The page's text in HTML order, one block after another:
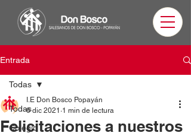
Entrada
Todas
Colegio
Todas
Felicitaciones a nuestros
I.E Don Bosco Popayán
6 dic 2021 1 min de lectura